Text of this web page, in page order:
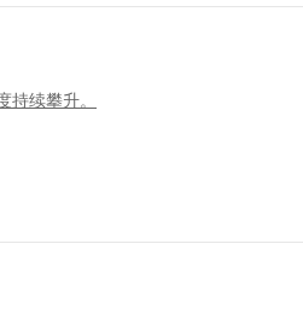
续攀升。